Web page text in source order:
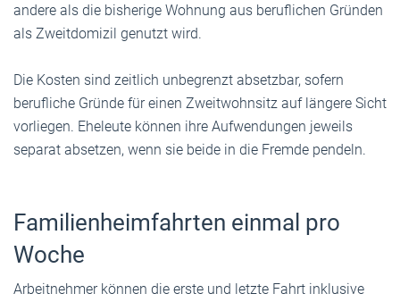
andere als die bisherige Wohnung aus beruflichen Gründen
als Zweitdomizil genutzt wird.
Die Kosten sind zeitlich unbegrenzt absetzbar, sofern
berufliche Gründe für einen Zweitwohnsitz auf längere Sicht
vorliegen. Eheleute können ihre Aufwendungen jeweils
separat absetzen, wenn sie beide in die Fremde pendeln.
Familienheimfahrten einmal pro
Woche
Arbeitnehmer können die erste und letzte Fahrt inklusive